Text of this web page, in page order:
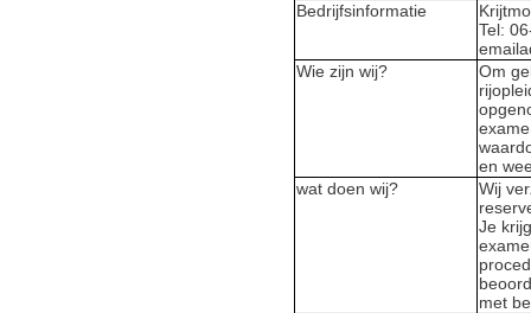
Bedrijfsinformatie
Tel:
Wie zijn wij?
Om
en
wat doen wij?
Wij
Je
met